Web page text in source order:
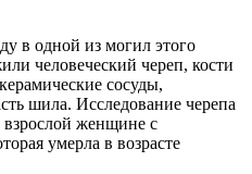
в одной из могил этого
человеческий череп, кости
сосуды,
шила. Исследование черепа
взрослой женщине с
умерла в возрасте